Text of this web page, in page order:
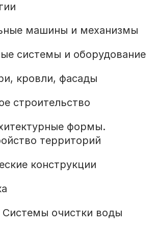
машины и механизмы
системы и оборудование
кровли, фасады
строительство
формы.
территорий
конструкции
Системы очистки воды